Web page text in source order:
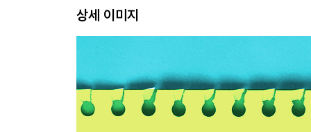
서울대라는 또 하나의 목표를 얻다
전공에 대한 열정이 중요한 이유
유패드의 첫 총회
학/종/이 10단계 전략 2-가고자 하는 학교의 입시전
학/종/이 10단계 전략 3-전공에 대한 열정, 930시간
상세 이미지